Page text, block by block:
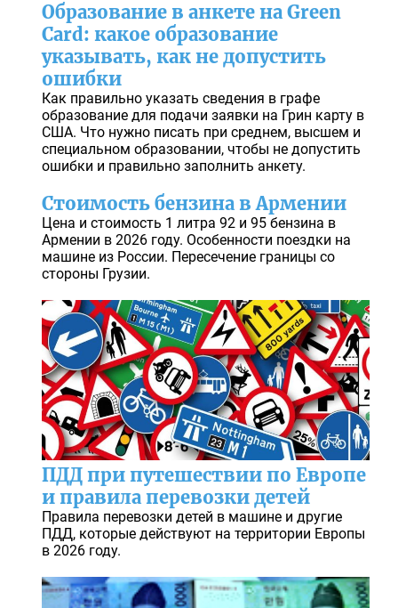
Образование в анкете на Green
Card: какое образование
указывать, как не допустить
ошибки
Как правильно указать сведения в графе
образование для подачи заявки на Грин карту в
США. Что нужно писать при среднем, высшем и
специальном образовании, чтобы не допустить
ошибки и правильно заполнить анкету.
Стоимость бензина в Армении
Цена и стоимость 1 литра 92 и 95 бензина в
Армении в 2026 году. Особенности поездки на
машине из России. Пересечение границы со
стороны Грузии.
ПДД при путешествии по Европе
и правила перевозки детей
Правила перевозки детей в машине и другие
ПДД, которые действуют на территории Европы
в 2026 году.